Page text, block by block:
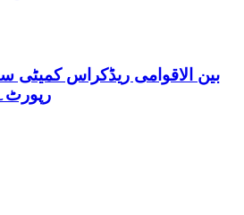
بین الاقوامی ریڈکراس کمیٹی